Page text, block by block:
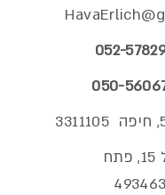
052-
050-
3311105
מבצע דקל 15, פתח